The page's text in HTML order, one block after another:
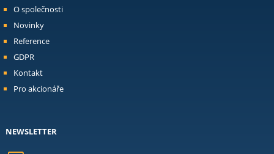
O společnosti
Novinky
Reference
GDPR
Kontakt
Pro akcionáře
NEWSLETTER